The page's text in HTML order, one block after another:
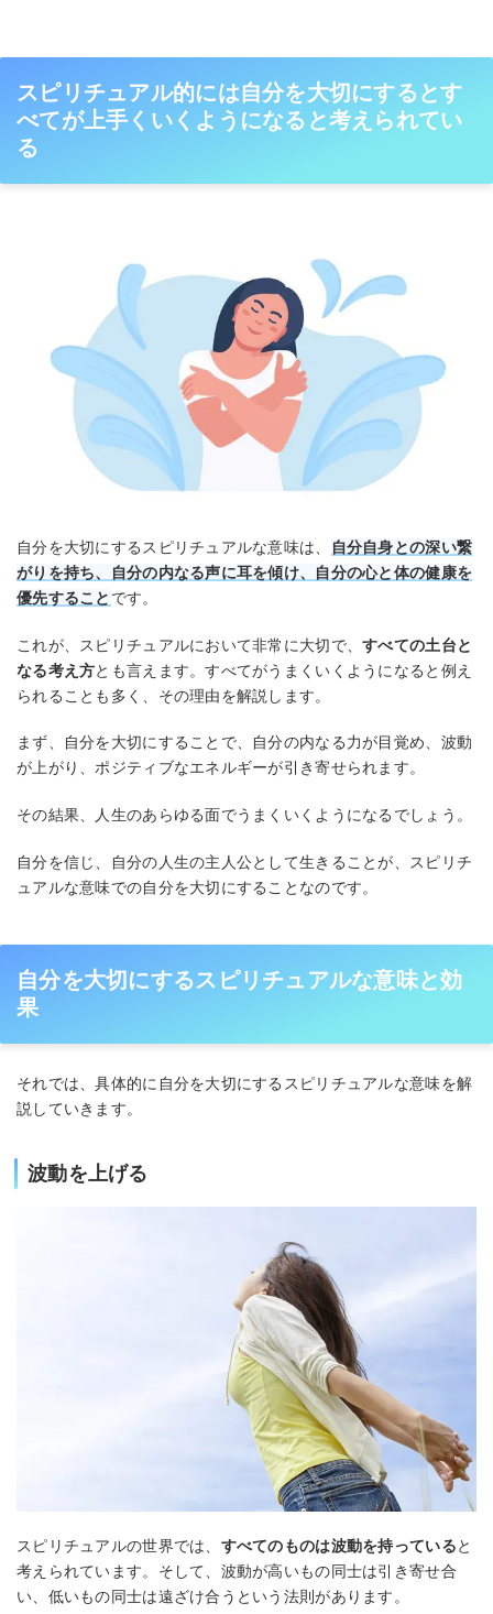
スピリチュアル的には自分を大切にするとす
べてが上手くいくようになると考えられてい
る
自分を大切にするスピリチュアルな意味は、
自分自身との深い繋
がりを持ち、自分の内なる声に耳を傾け、自分の心と体の健康を
優先すること です。
これが、スピリチュアルにおいて非常に大切で、すべての土台と
なる考え方とも言えます。すべてがうまくいくようになると例え
られることも多く、その理由を解説します。
まず、自分を大切にすることで、自分の内なる力が目覚め、波動
が上がり、ポジティブなエネルギーが引き寄せられます。
その結果、人生のあらゆる面でうまくいくようになるでしょう。
自分を信じ、自分の人生の主人公として生きることが、スピリチ
ュアルな意味での自分を大切にすることなのです。
自分を大切にするスピリチュアルな意味と効
果
それでは、具体的に自分を大切にするスピリチュアルな意味を解
説していきます。
波動を上げる
スピリチュアルの世界では、 すべてのものは波動を持っていると
考えられています。そして、波動が高いもの同士は引き寄せ合
い、低いもの同士は遠ざけ合うという法則があります。